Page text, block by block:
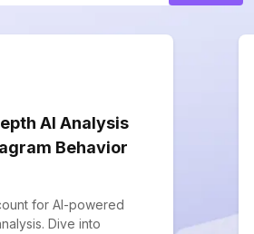
AI Analysis
Behavior
for AI-powered
Dive into